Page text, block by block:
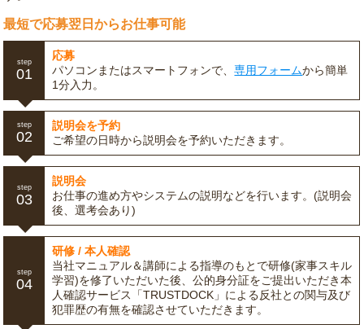
最短で応募翌日からお仕事可能
step
01
応募
パソコンまたはスマートフォンで、専用フォームから簡単
1分入力。
step
02
説明会を予約
ご希望の日時から説明会を予約いただきます。
step
03
説明会
お仕事の進め方やシステムの説明などを行います。(説明会
後、選考会あり)
step
04
研修 / 本人確認
当社マニュアル＆講師による指導のもとで研修(家事スキル
学習)を修了いただいた後、公的身分証をご提出いただき本
人確認サービス「TRUSTDOCK」による反社との関与及び
犯罪歴の有無を確認させていただきます。